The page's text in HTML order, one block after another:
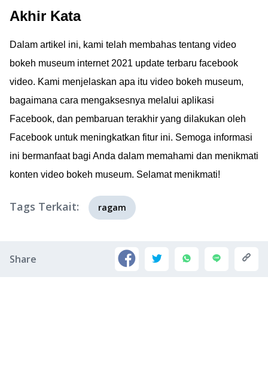
Akhir Kata
Dalam artikel ini, kami telah membahas tentang video
bokeh museum internet 2021 update terbaru facebook
video. Kami menjelaskan apa itu video bokeh museum,
bagaimana cara mengaksesnya melalui aplikasi
Facebook, dan pembaruan terakhir yang dilakukan oleh
Facebook untuk meningkatkan fitur ini. Semoga informasi
ini bermanfaat bagi Anda dalam memahami dan menikmati
konten video bokeh museum. Selamat menikmati!
Tags Terkait: ragam
Share